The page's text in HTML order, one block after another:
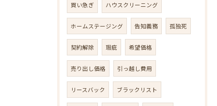
買い急ぎ ハウスクリーニング
ホームステージング 告知義務 孤独死
契約解除 瑕疵 希望価格
売り出し価格 引っ越し費用
リースバック ブラックリスト